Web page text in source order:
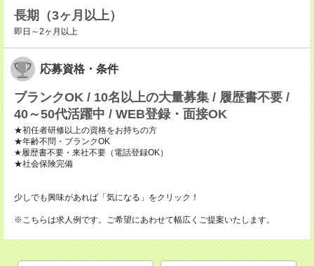
長期（3ヶ月以上）
即日～2ヶ月以上
応募資格・条件
ブランクOK / 10名以上の大量募集 / 履歴書不要 /
40～50代活躍中 / WEB登録・面接OK
★初任者研修以上の資格をお持ちの方
★年齢不問・ブランクOK
★履歴書不要・来社不要（電話登録OK）
★社会保険完備
少しでも興味があれば「気になる」をクリック！
※こちらは求人例です。ご希望にあわせて幅広くご提案いたします。